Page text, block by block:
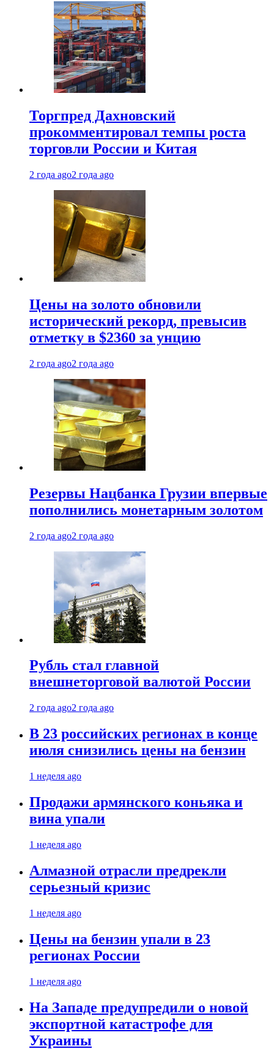
Торгпред Дахновский
прокомментировал темпы роста
торговли России и Китая
2 года ago2 года ago
Цены на золото обновили
исторический рекорд, превысив
отметку в $2360 за унцию
2 года ago2 года ago
Резервы Нацбанка Грузии впервые
пополнились монетарным золотом
2 года ago2 года ago
Рубль стал главной
внешнеторговой валютой России
2 года ago2 года ago
В 23 российских регионах в конце
июля снизились цены на бензин
1 неделя ago
Продажи армянского коньяка и
вина упали
1 неделя ago
Алмазной отрасли предрекли
серьезный кризис
1 неделя ago
Цены на бензин упали в 23
регионах России
1 неделя ago
На Западе предупредили о новой
экспортной катастрофе для
Украины